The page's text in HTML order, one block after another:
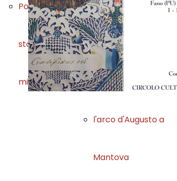
Posta e
storia
militare
seconda guerra
mondiale
una giraffa a Fano
l'arco d'Augusto a
Mantova